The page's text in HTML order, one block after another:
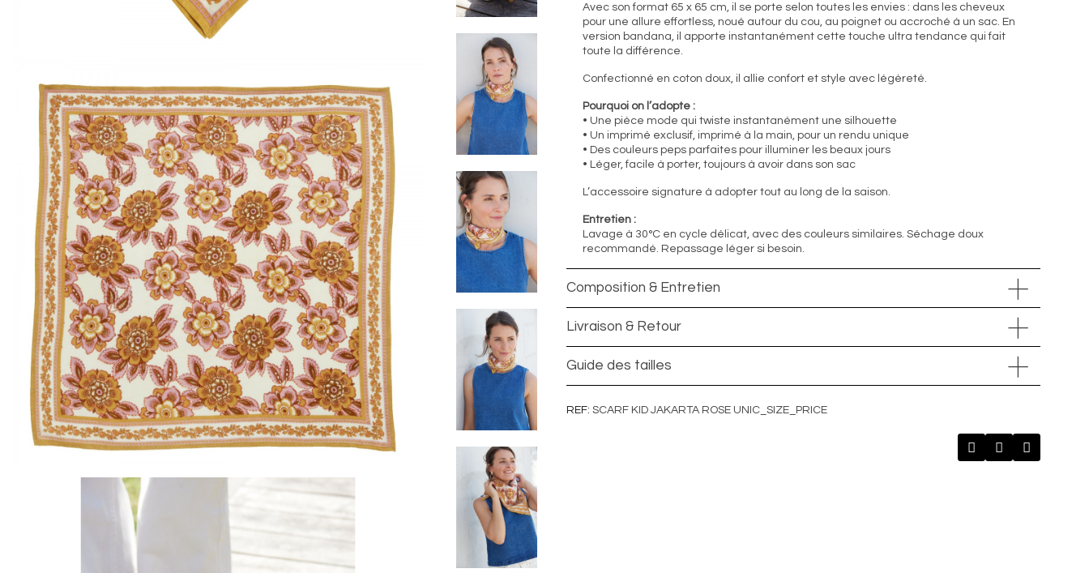
Avec son format 65 x 65 cm, il se porte selon toutes les envies : dans les cheveux
pour une allure effortless, noué autour du cou, au poignet ou accroché à un sac. En
version bandana, il apporte instantanément cette touche ultra tendance qui fait
toute la différence.
Confectionné en coton doux, il allie confort et style avec légèreté.
Pourquoi on l’adopte :
• Une pièce mode qui twiste instantanément une silhouette
• Un imprimé exclusif, imprimé à la main, pour un rendu unique
• Des couleurs peps parfaites pour illuminer les beaux jours
• Léger, facile à porter, toujours à avoir dans son sac
L’accessoire signature à adopter tout au long de la saison.
Entretien :
Lavage à 30°C en cycle délicat, avec des couleurs similaires. Séchage doux
recommandé. Repassage léger si besoin.
Composition & Entretien
Livraison & Retour
Guide des tailles
REF SCARF KID JAKARTA ROSE UNIC_SIZE_PRICE